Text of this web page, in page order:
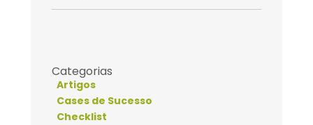
Categorias
Artigos
Cases de Sucesso
Checklist